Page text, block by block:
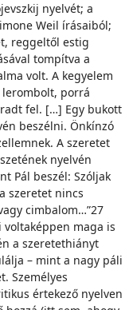
nyelvét; a
Weil írásaiból;
reggeltől estig
tompítva a
volt. A kegyelem
lerombolt, porrá
fel. […] Egy bukott
beszélni. Önkínzó
A szeretet
nyelvén
Pál beszél: Szóljak
szeretet nincs
cimbalom…”27
voltaképpen maga is
a szeretethiányt
– mint a nagy páli
Személyes
értekező nyelven